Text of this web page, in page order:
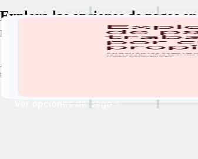
Explora las opciones de pagos
monedas
Averigua la moneda de tus clientes, explora las
transferencias y comprueba los plazos estimados de
Ver opciones de pago